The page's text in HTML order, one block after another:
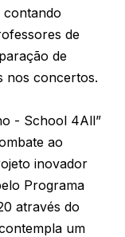
contando
de
de
nos concertos.
- School 4All”
ao
inovador
Programa
através do
um